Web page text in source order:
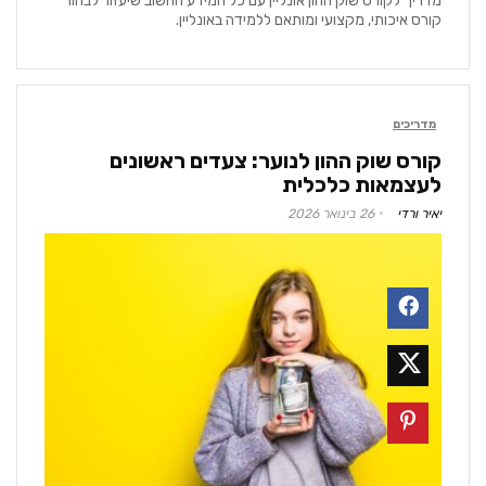
קורס איכותי, מקצועי ומותאם ללמידה באונליין.
מדריכים
קורס שוק ההון לנוער: צעדים ראשונים
לעצמאות כלכלית
יאיר ורדי 26 בינואר 2026